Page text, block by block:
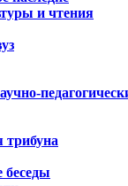
и чтения
трибуна
беседы